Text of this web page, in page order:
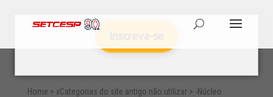
Home > xCategorias do site antigo não utilizar> -Núcleo